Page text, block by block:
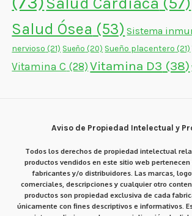
Salud Ósea (53) Sistema
nervioso (21) Sueño (20) Sueño placentero (21)
Vitamina C (28) Vitamina D3 (38)
Aviso de Propiedad Intelectual y
Todos los derechos de propiedad intelectual
productos vendidos en este sitio web pertenecen
fabricantes y/o distribuidores. Las marcas,
comerciales, descripciones y cualquier otro
productos son propiedad exclusiva de cada
únicamente con fines descriptivos e informativos.